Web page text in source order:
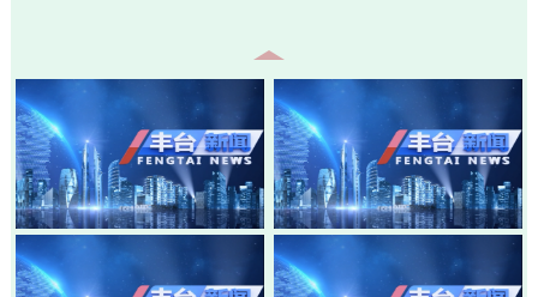
20260805-丰台新闻